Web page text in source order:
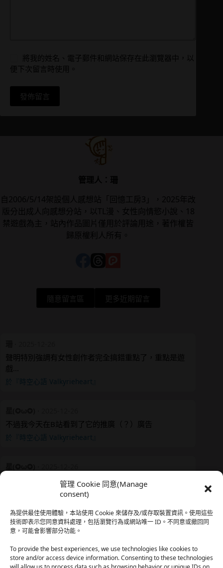
管理 Cookie 同意(Manage
consent)
為提供最佳使用體驗，本站使用 Cookie 來儲存及/或存取裝置資訊。使用這些
技術即表示您同意資料處理，包括瀏覽行為或網站唯一 ID。不同意或撤回同
意，可能會影響部分功能。
To provide the best experiences, we use technologies like cookies to
store and/or access device information. Consenting to these technologies
將我的姓名、電子郵件和網站保存在此瀏覽器中，以
便下次留言時使用。
發佈留言
隨意留言區 更多近期留言
聲明特別強調有女性創作者完全搞錯重點了，重點是遊
戲…
於『時空心語 Valkyrieheart』
不過我今天在B站看到了它的推廣（？）廣告
於『時空心語 Valkyrieheart』
我還有在上線，但其實除了第一章，我一個人的澀澀都
珊· 2025-12-17
我也好久沒看PO了，追完這篇好吃的哈利波特同人後，
…